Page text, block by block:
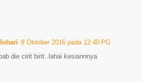
8 Oktober 2016 pada 12:40 PG
die cirit birit..lahai kesiannnya